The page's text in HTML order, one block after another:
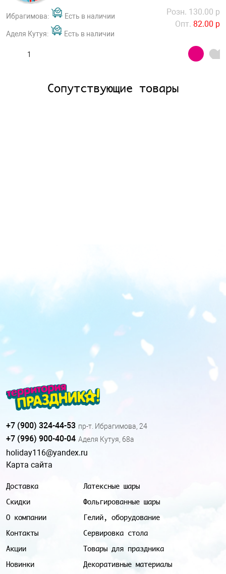
Ибрагимова: Есть в наличии
Аделя Кутуя: Есть в наличии
Розн. 130.00 р
Опт. 82.00 р
Сопутствующие товары
Доставка
Скидки
О компании
Контакты
Акции
Новинки
Латексные шары
Фольгированные шары
Гелий, оборудование
Сервировка стола
Товары для праздника
Декоративные материалы
+7 (900) 324-44-53 пр-т. Ибрагимова, 24
+7 (996) 900-40-04 Аделя Кутуя, 68а
holiday116@yandex.ru
Карта сайта